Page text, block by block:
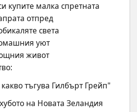
купите малка спретната
отпред
света
уют
живот
тъгува Гилбърт Грейп"
на Новата Зеландия